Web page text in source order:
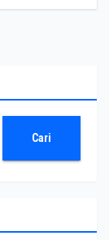
Cari